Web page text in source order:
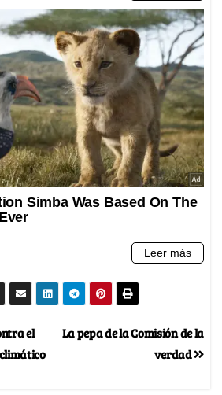
La pepa de la Comisión de la
verdad
el